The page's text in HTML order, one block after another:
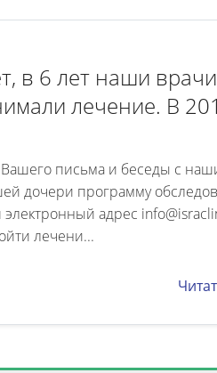
в 6 лет наши врачи
лечение. В
(Киев).
принимала уколы
состояние
100мг+1т
усугубляется.
и
даже состояние
обращаться и как
письма и беседы с
дочери программу
адрес
лечени...